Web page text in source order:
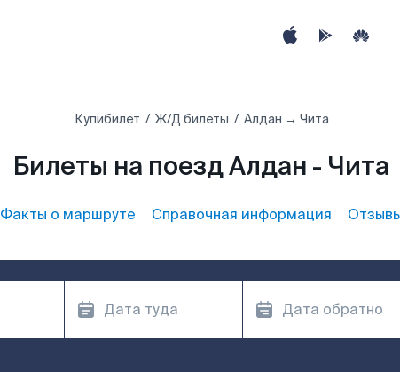
Купибилет Ж/Д билеты Алдан → Чита
Билеты на поезд Алдан - Чита
Факты о маршруте Справочная информация